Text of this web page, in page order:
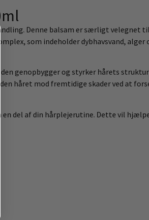
Denne balsam er særligt velegnet
som indeholder dybhavsvand, alger
genopbygger og styrker hårets struktur
håret mod fremtidige skader ved at
del af din hårplejerutine. Dette vil